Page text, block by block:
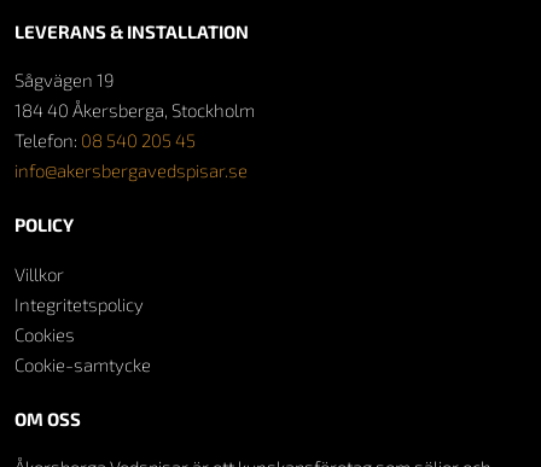
OM OSS
LEVERANS & INSTALLATION
Sågvägen 19
184 40 Åkersberga, Stockholm
Telefon: 08 540 205 45
info@akersbergavedspisar.se
POLICY
Villkor
Integritetspolicy
Cookies
Cookie-samtycke